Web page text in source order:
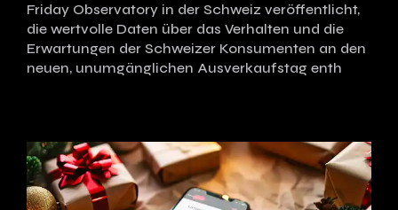
Friday Observatory in der Schweiz veröffentlicht,
die wertvolle Daten über das Verhalten und die
Erwartungen der Schweizer Konsumenten an den
neuen, unumgänglichen Ausverkaufstag enth